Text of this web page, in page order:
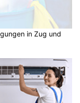
in Zug und